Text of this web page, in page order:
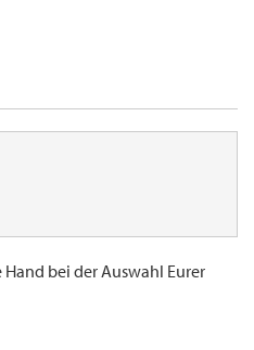
bei der Auswahl Eurer